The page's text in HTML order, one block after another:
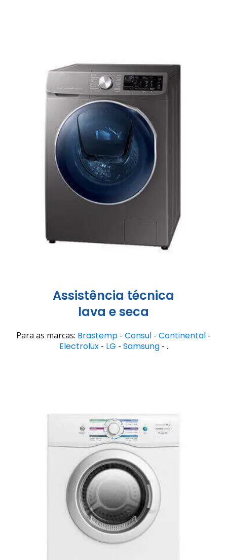
Assistência técnica
lava e seca
Para as marcas: Brastemp - Consul - Continental -
Electrolux- LG - Samsung- .